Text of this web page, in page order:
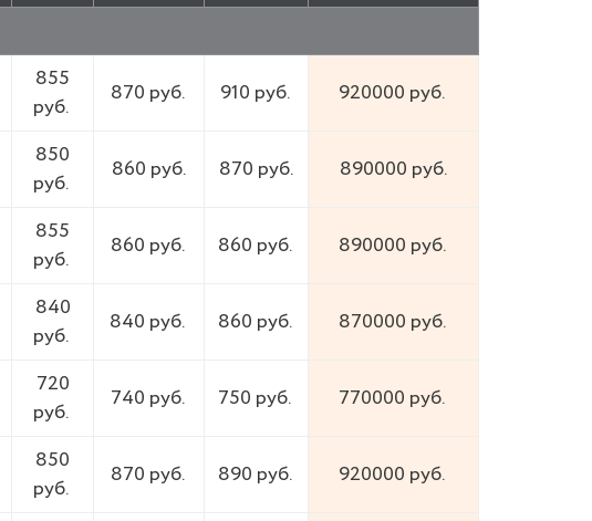
855
руб.
870 руб. 910 руб. 920000 руб.
850
руб.
860 руб. 870 руб. 890000 руб.
855
руб.
860 руб. 860 руб. 890000 руб.
840
руб.
840 руб. 860 руб. 870000 руб.
720
руб.
740 руб. 750 руб. 770000 руб.
850
руб.
870 руб. 890 руб. 920000 руб.